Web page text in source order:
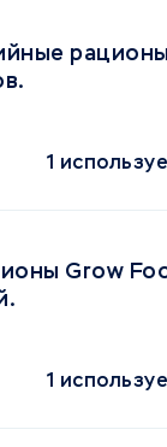
1
Grow
1